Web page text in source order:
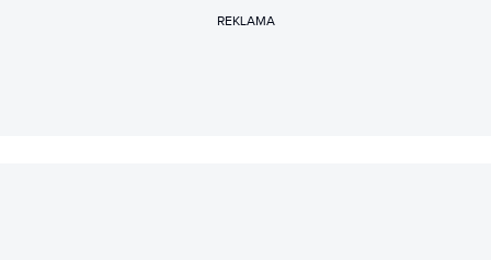
REKLAMA